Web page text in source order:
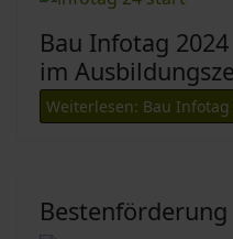
Bau Infotag 2024
im
Weiterlesen: Bau Infotag
Bestenförderung